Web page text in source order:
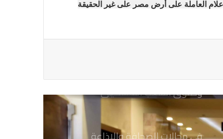
العاملة على أرض مصر على غير الحقيقة
احمد فضل الله
يدعو الى دعم القضية الفلسطينية
فى مجالات الصحافة والإذاعة
والتليفزيون والإنتاج الدرامى والإعلام
الرقمي